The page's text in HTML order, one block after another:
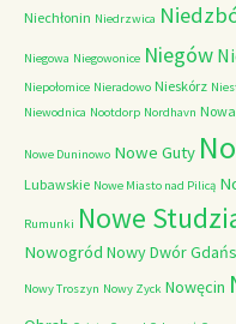
Niechłonin Niedrzwica
Niegowa Niegowonice Niegów
Niepołomice Nieradowo Nieskórz
Niewodnica Nootdorp Nordhavn
Nowe Duninowo Nowe Guty
Lubawskie Nowe Miasto nad Pilicą
Rumunki Nowe
Nowogród Nowy Dwór
Nowy Troszyn Nowy Zyck Nowęcin